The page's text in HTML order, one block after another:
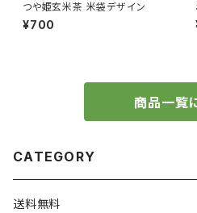
つや姫玄米茶 米袋デザイン
¥700
商品一覧
CATEGORY
送料無料